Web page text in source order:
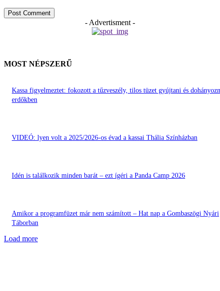
- Advertisment -
MOST NÉPSZERŰ
Kassa figyelmeztet: fokozott a tűzveszély, tilos tüzet gyújtani és
erdőkben
VIDEÓ: lyen volt a 2025/2026-os évad a kassai Thália Színházban
Idén is találkozik minden barát – ezt ígéri a Panda Camp 2026
Amikor a programfüzet már nem számított – Hat nap a Gombaszögi Nyári
Táborban
Load more